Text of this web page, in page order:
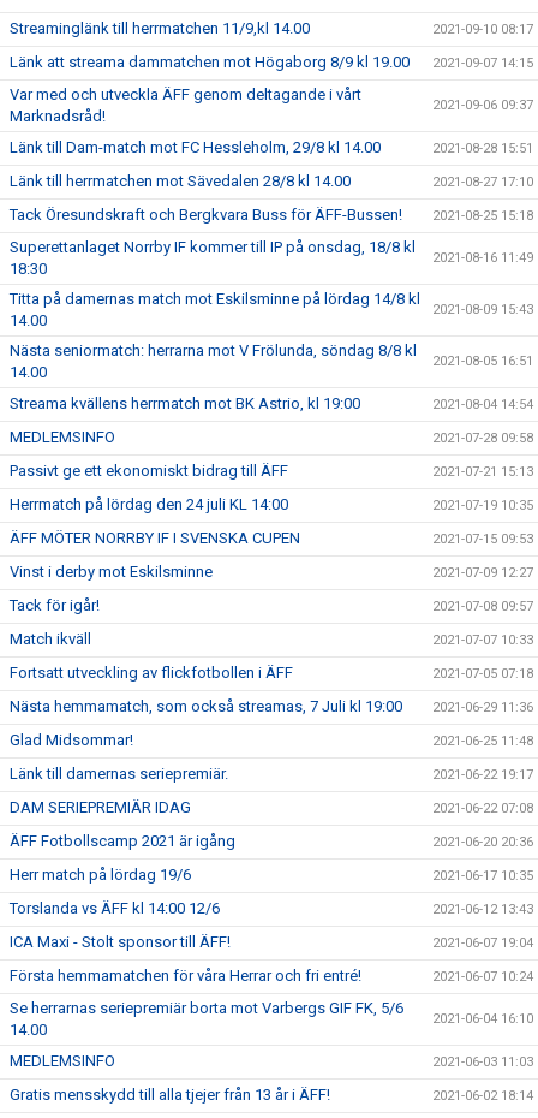
Streaminglänk till herrmatchen 11/9,kl 14.00 2021-09-10 08:17
Länk att streama dammatchen mot Högaborg 8/9 kl 19.00 2021-09-07 14:15
Var med och utveckla ÄFF genom deltagande i vårt
Marknadsråd!
2021-09-06 09:37
Länk till Dam-match mot FC Hessleholm, 29/8 kl 14.00 2021-08-28 15:51
Länk till herrmatchen mot Sävedalen 28/8 kl 14.00 2021-08-27 17:10
Tack Öresundskraft och Bergkvara Buss för ÄFF-Bussen! 2021-08-25 15:18
Superettanlaget Norrby IF kommer till IP på onsdag, 18/8 kl
18:30
2021-08-16 11:49
Titta på damernas match mot Eskilsminne på lördag 14/8 kl
14.00
2021-08-09 15:43
Nästa seniormatch: herrarna mot V Frölunda, söndag 8/8 kl
14.00
2021-08-05 16:51
Streama kvällens herrmatch mot BK Astrio, kl 19:00 2021-08-04 14:54
MEDLEMSINFO 2021-07-28 09:58
Passivt ge ett ekonomiskt bidrag till ÄFF 2021-07-21 15:13
Herrmatch på lördag den 24 juli KL 14:00 2021-07-19 10:35
ÄFF MÖTER NORRBY IF I SVENSKA CUPEN 2021-07-15 09:53
Vinst i derby mot Eskilsminne 2021-07-09 12:27
Tack för igår! 2021-07-08 09:57
Match ikväll 2021-07-07 10:33
Fortsatt utveckling av flickfotbollen i ÄFF 2021-07-05 07:18
Nästa hemmamatch, som också streamas, 7 Juli kl 19:00 2021-06-29 11:36
Glad Midsommar! 2021-06-25 11:48
Länk till damernas seriepremiär. 2021-06-22 19:17
DAM SERIEPREMIÄR IDAG 2021-06-22 07:08
ÄFF Fotbollscamp 2021 är igång 2021-06-20 20:36
Herr match på lördag 19/6 2021-06-17 10:35
Torslanda vs ÄFF kl 14:00 12/6 2021-06-12 13:43
ICA Maxi - Stolt sponsor till ÄFF! 2021-06-07 19:04
Första hemmamatchen för våra Herrar och fri entré! 2021-06-07 10:24
Se herrarnas seriepremiär borta mot Varbergs GIF FK, 5/6
14.00
2021-06-04 16:10
MEDLEMSINFO 2021-06-03 11:03
Gratis mensskydd till alla tjejer från 13 år i ÄFF! 2021-06-02 18:14